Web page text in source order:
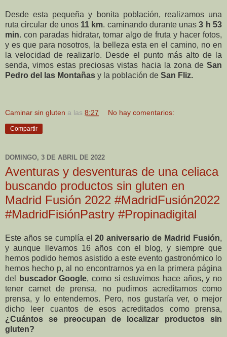
Desde esta pequeña y bonita población, realizamos una
ruta circular de unos 11 km. caminando durante unas3 h 53
min. con paradas hidratar, tomar algo de fruta y hacer fotos,
y es que para nosotros, la belleza esta en el camino, no en
la velocidad de realizarlo. Desde el punto más alto de la
senda, vimos estas preciosas vistas hacia la zona de San
Pedro del las Montañas y la población de San Fliz.
Caminar sin gluten a las 8:27 No hay comentarios:
Compartir
DOMINGO, 3 DE ABRIL DE 2022
Aventuras y desventuras de una celiaca
buscando productos sin gluten en
Madrid Fusión 2022 #MadridFusión2022
#MadridFisiónPastry #Propinadigital
Este años se cumplía el20 aniversario de Madrid Fusión,
y aunque llevamos 16 años con el blog, y siempre que
hemos podido hemos asistido a este evento gastronómico lo
hemos hecho p, al no encontrarnos ya en la primera página
del
buscador Google, como si estuvimos hace años, y no
tener carnet de prensa, no pudimos acreditarnos como
prensa, y lo entendemos. Pero, nos gustaría ver, o mejor
dicho leer cuantos de esos acreditados como prensa,
¿Cuántos se preocupan de localizar productos sin
gluten?